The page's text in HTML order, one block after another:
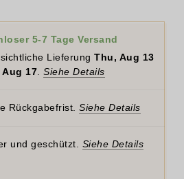
5-7 Tage Versand
Lieferung Thu, Aug 13
Aug 17 Siehe Details
Rückgabefrist. Siehe Details
und geschützt. Siehe Details